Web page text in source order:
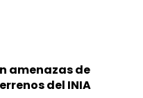
amenazas de
del INIA